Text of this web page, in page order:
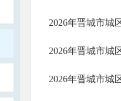
2026年晋城市城
2026年晋城市城
2026年晋城市城